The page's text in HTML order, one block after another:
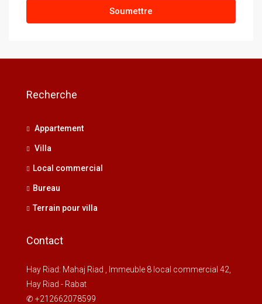
Soumettre
Recherche
Appartement
Villa
Local commercial
Bureau
Terrain pour villa
Contact
Hay Riad: Mahaj Riad , Immeuble 8 local commercial 42,
Hay Riad - Rabat
✆ +212662078599